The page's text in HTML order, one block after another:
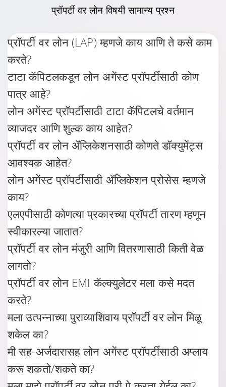
प्रॉपर्टी वर लोनविषयी सामान्य प्रश्न
प्रॉपर्टी वर लोन (LAP) म्हणजे काय आणि ते कसे काम
करते?
टाटा कॅपिटलकडून लोन अगेंस्ट प्रॉपर्टीसाठी कोण
पात्र आहे?
लोन अगेंस्ट प्रॉपर्टीसाठी टाटा कॅपिटलचे वर्तमान
व्याजदर आणि शुल्क काय आहेत?
प्रॉपर्टी वर लोन ॲप्लिकेशनसाठी कोणते डॉक्युमेंट्स
आवश्यक आहेत?
लोन अगेंस्ट प्रॉपर्टीसाठी ॲप्लिकेशन प्रोसेस म्हणजे
काय?
एलएपीसाठी कोणत्या प्रकारच्या प्रॉपर्टी तारण म्हणून
स्वीकारल्या जातात?
प्रॉपर्टी वर लोन मंजुरी आणि वितरणासाठी किती वेळ
लागतो?
प्रॉपर्टी वर लोन EMI कॅल्क्युलेटर मला कसे मदत
करते?
मला उत्पन्नाच्या पुराव्याशिवाय प्रॉपर्टी वर लोन मिळू
शकेल का?
मी सह-अर्जदारासह लोन अगेंस्ट प्रॉपर्टीसाठी अप्लाय
करू शकतो/शकते का?